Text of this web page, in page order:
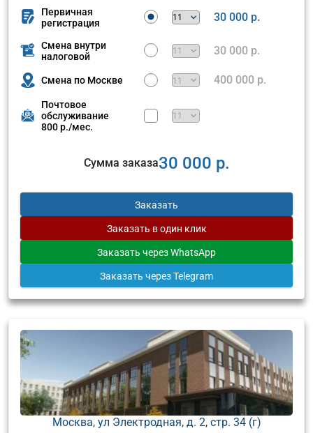
Первичная
регистрация
30 000 р.
Смена внутри
налоговой
30 000 р.
Смена по Москве 400 000 р.
Почтовое
обслуживание
800 р./мес.
Сумма заказа30 000 р.
Заказать
Заказать в один клик
Заказать через WhatsApp
Заказать через Telegram
Москва, ул Электродная, д. 2, стр. 34 (г)